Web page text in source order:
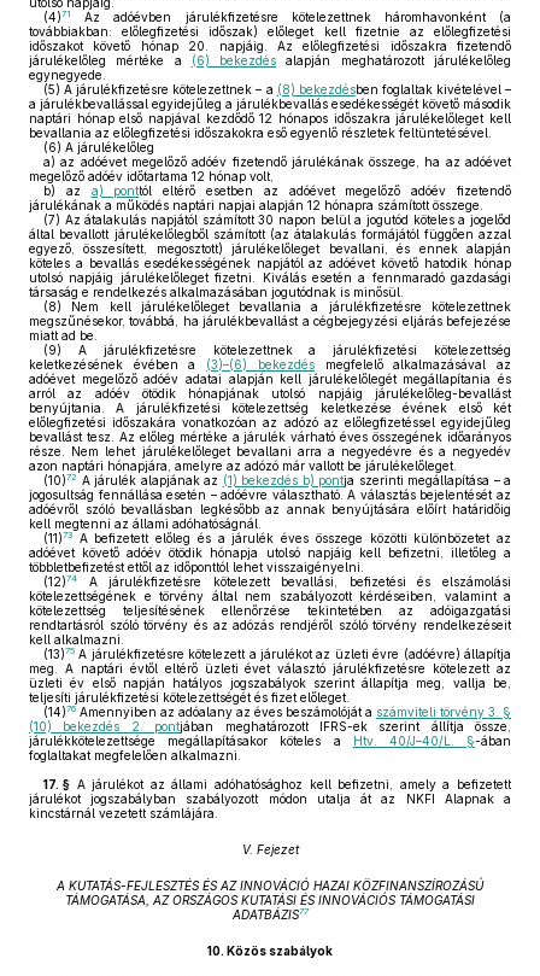
(4)71
Az adóévben járulékfizetésre kötelezettnek háromhavonként (a
továbbiakban: előlegfizetési időszak) előleget kell fizetnie az előlegfizetési
időszakot követő hónap 20. napjáig. Az előlegfizetési időszakra fizetendő
járulékelőleg mértéke a (6) bekezdés alapján meghatározott járulékelőleg
egynegyede.
(5) A járulékfizetésre kötelezettnek – a (8) bekezdésben foglaltak kivételével –
a járulékbevallással egyidejűleg a járulékbevallás esedékességét követő második
naptári hónap első napjával kezdődő 12 hónapos időszakra járulékelőleget kell
bevallania az előlegfizetési időszakokra eső egyenlő részletek feltüntetésével.
(6) A járulékelőleg
a) az adóévet megelőző adóév fizetendő járulékának összege, ha az adóévet
megelőző adóév időtartama 12 hónap volt,
b) az a) ponttól eltérő esetben az adóévet megelőző adóév fizetendő
járulékának a működés naptári napjai alapján 12 hónapra számított összege.
(7) Az átalakulás napjától számított 30 napon belül a jogutód köteles a jogelőd
által bevallott járulékelőlegből számított (az átalakulás formájától függően azzal
egyező, összesített, megosztott) járulékelőleget bevallani, és ennek alapján
köteles a bevallás esedékességének napjától az adóévet követő hatodik hónap
utolsó napjáig járulékelőleget fizetni. Kiválás esetén a fennmaradó gazdasági
társaság e rendelkezés alkalmazásában jogutódnak is minősül.
(8) Nem kell járulékelőleget bevallania a járulékfizetésre kötelezettnek
megszűnésekor, továbbá, ha járulékbevallást a cégbejegyzési eljárás befejezése
miatt ad be.
(9) A járulékfizetésre kötelezettnek a járulékfizetési kötelezettség
keletkezésének évében a (3)–(6) bekezdésmegfelelő alkalmazásával az
adóévet megelőző adóév adatai alapján kell járulékelőlegét megállapítania és
arról az adóév ötödik hónapjának utolsó napjáig járulékelőleg-bevallást
benyújtania. A járulékfizetési kötelezettség keletkezése évének első két
előlegfizetési időszakára vonatkozóan az adózó az előlegfizetéssel egyidejűleg
bevallást tesz. Az előleg mértéke a járulék várható éves összegének időarányos
része. Nem lehet járulékelőleget bevallani arra a negyedévre és a negyedév
azon naptári hónapjára, amelyre az adózó már vallott be járulékelőleget.
(10)72 A járulék alapjának az (1) bekezdés b) pontja szerinti megállapítása – a
jogosultság fennállása esetén – adóévre választható. A választás bejelentését az
adóévről szóló bevallásban legkésőbb az annak benyújtására előírt határidőig
kell megtenni az állami adóhatóságnál.
(11)73
A befizetett előleg és a járulék éves összege közötti különbözetet az
adóévet követő adóév ötödik hónapja utolsó napjáig kell befizetni, illetőleg a
többletbefizetést ettől az időponttól lehet visszaigényelni.
(12)74
A járulékfizetésre kötelezett bevallási, befizetési és elszámolási
kötelezettségének e törvény által nem szabályozott kérdéseiben, valamint a
kötelezettség teljesítésének ellenőrzése tekintetében az adóigazgatási
rendtartásról szóló törvény és az adózás rendjéről szóló törvény rendelkezéseit
kell alkalmazni.
(13)75 A járulékfizetésre kötelezett a járulékot az üzleti évre (adóévre) állapítja
meg. A naptári évtől eltérő üzleti évet választó járulékfizetésre kötelezett az
üzleti év első napján hatályos jogszabályok szerint állapítja meg, vallja be,
teljesíti járulékfizetési kötelezettségét és fizet előleget.
(14)76 Amennyiben az adóalany az éves beszámolóját a számviteli törvény 3. §
(10) bekezdés 2. pontjában meghatározott IFRS-ek szerint állítja össze,
járulékkötelezettsége megállapításakor köteles a
Htv. 40/J–40/L. §-ában
foglaltakat megfelelően alkalmazni.
17. § A járulékot az állami adóhatósághoz kell befizetni, amely a befizetett
járulékot jogszabályban szabályozott módon utalja át az NKFI Alapnak a
kincstárnál vezetett számlájára.
V. Fejezet
A KUTATÁS-FEJLESZTÉS ÉS AZ INNOVÁCIÓ HAZAI KÖZFINANSZÍROZÁSÚ
TÁMOGATÁSA, AZ ORSZÁGOS KUTATÁSI ÉS INNOVÁCIÓS TÁMOGATÁSI
ADATBÁZIS77
10. Közös szabályok